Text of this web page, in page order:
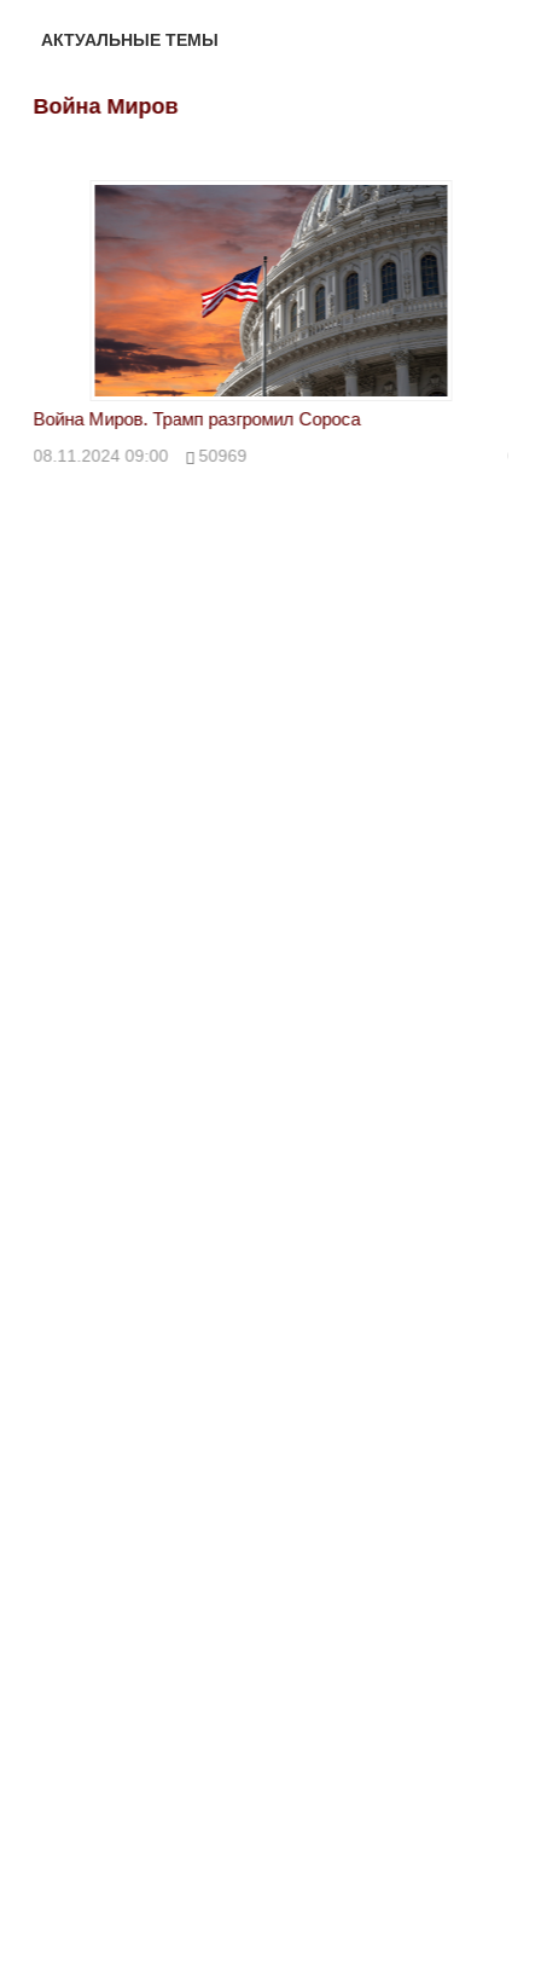
АКТУАЛЬНЫЕ ТЕМЫ
Война Миров
Война Миров. Трамп разгромил Сороса
08.11.2024 09:00 50969